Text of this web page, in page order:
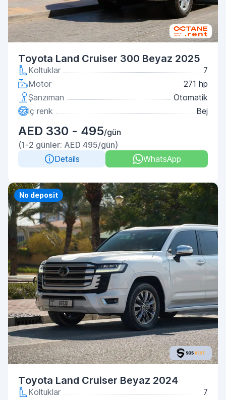
Toyota Land Cruiser 300 Beyaz 2025
Koltuklar
7
Motor
271 hp
Şanzıman
Otomatik
İç renk
Bej
AED 330 - 495/gün
(1-2 günler: AED 495/gün)
Details
WhatsApp
No deposit
Toyota Land Cruiser Beyaz 2024
Koltuklar
7